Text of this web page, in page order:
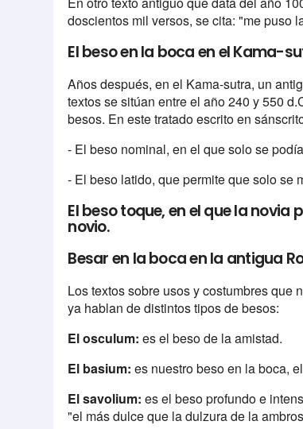
doscientos mil versos, se cita: "me puso
El beso en la boca en el Kama-
Años después, en el Kama-sutra, un
textos se sitúan entre el año 240 y 550
besos. En este tratado escrito en
- El beso nominal, en el que solo se
- El beso latido, que permite que solo se
El beso toque, en el que la
novio.
Besar en la boca en la antigua
Los textos sobre usos y costumbres que
ya hablan de distintos tipos de besos:
El osculum: es el beso de la amistad.
El basium: es nuestro beso en la boca,
El savolium: es el beso profundo e
"el más dulce que la dulzura de la